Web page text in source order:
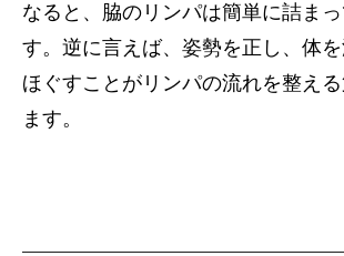
なると、脇のリンパは簡単に詰ま
す。逆に言えば、姿勢を正し、体
ほぐすことがリンパの流れを整え
ます。